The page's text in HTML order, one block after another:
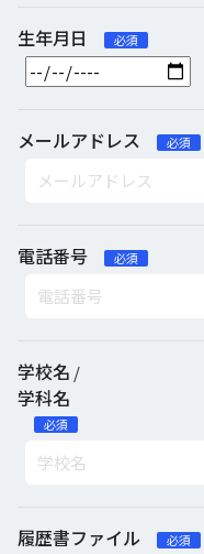
生年月日 必須
メールアドレス 必須
電話番号 必須
学校名 /
学科名
必須
履歴書ファイル 必須